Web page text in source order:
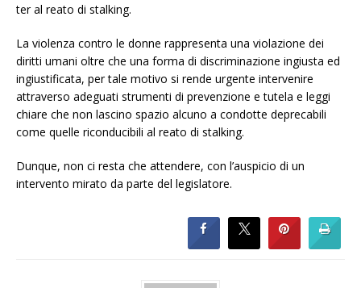
ter al reato di stalking.
La violenza contro le donne rappresenta una violazione dei
diritti umani oltre che una forma di discriminazione ingiusta ed
ingiustificata, per tale motivo si rende urgente intervenire
attraverso adeguati strumenti di prevenzione e tutela e leggi
chiare che non lascino spazio alcuno a condotte deprecabili
come quelle riconducibili al reato di stalking.
Dunque, non ci resta che attendere, con l’auspicio di un
intervento mirato da parte del legislatore.